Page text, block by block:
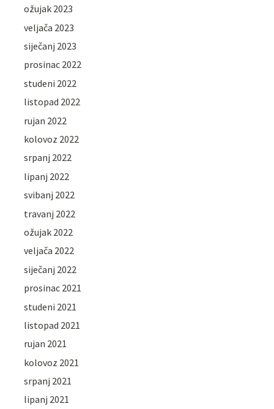
ožujak 2023
veljača 2023
siječanj 2023
prosinac 2022
studeni 2022
listopad 2022
rujan 2022
kolovoz 2022
srpanj 2022
lipanj 2022
svibanj 2022
travanj 2022
ožujak 2022
veljača 2022
siječanj 2022
prosinac 2021
studeni 2021
listopad 2021
rujan 2021
kolovoz 2021
srpanj 2021
lipanj 2021